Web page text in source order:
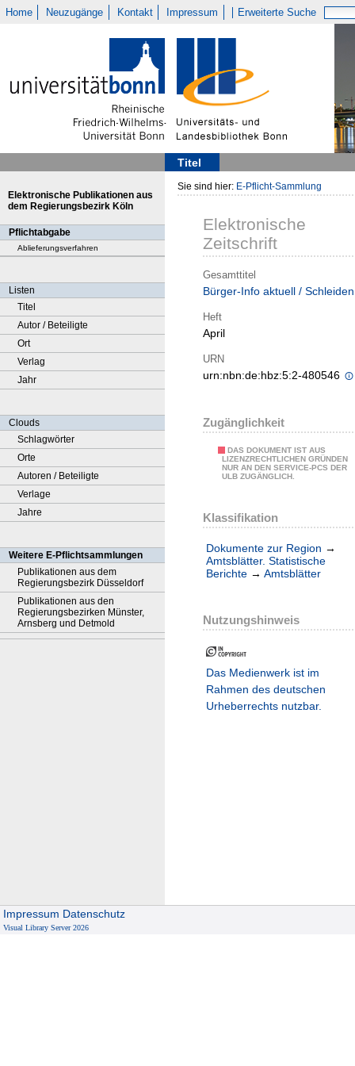
Home Neuzugänge Kontakt Impressum Erweiterte Suche
Titel
Elektronische Publikationen aus
dem Regierungsbezirk Köln
Pflichtabgabe
Ablieferungsverfahren
Listen
Titel
Autor / Beteiligte
Ort
Verlag
Jahr
Clouds
Schlagwörter
Orte
Autoren / Beteiligte
Verlage
Jahre
Weitere E-Pflichtsammlungen
Publikationen aus dem
Regierungsbezirk Düsseldorf
Publikationen aus den
Regierungsbezirken Münster,
Arnsberg und Detmold
Sie sind hier: E-Pflicht-Sammlung
Elektronische
Zeitschrift
Gesamttitel
Bürger-Info aktuell / Schleiden
Heft
April
URN
urn:nbn:de:hbz:5:2-480546
Zugänglichkeit
DAS DOKUMENT IST AUS
LIZENZRECHTLICHEN GRÜNDEN
NUR AN DEN SERVICE-PCS DER
ULB ZUGÄNGLICH.
Klassifikation
Dokumente zur Region →
Amtsblätter. Statistische
Berichte → Amtsblätter
Nutzungshinweis
Das Medienwerk ist im
Rahmen des deutschen
Urheberrechts nutzbar.
Impressum Datenschutz
Visual Library Server 2026